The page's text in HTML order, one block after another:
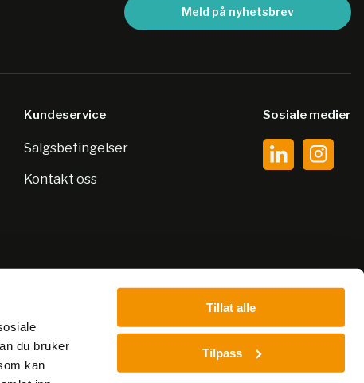
du bruker
kan
Tillat alle
Tilpass
Meld på nyhetsbrev
Kundeservice
Salgsbetingelser
Kontakt oss
Sosiale medier